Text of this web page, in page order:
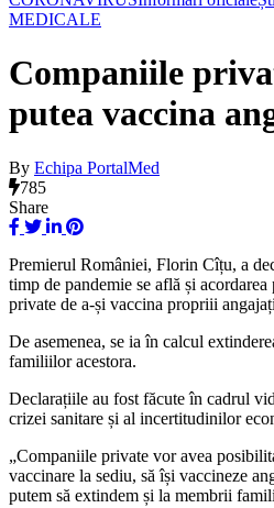
MEDICALE
Companiile
putea vaccina
By Echipa PortalMed
785
Share
Premierul României, Florin Cîțu, a
timp de pandemie se află și
private de a-și vaccina propriii
De asemenea, se ia în calcul
familiilor acestora.
Declarațiile au fost făcute în cadrul
crizei sanitare și al incertitudinilor
„Companiile private vor avea
vaccinare la sediu, să își vaccineze
putem să extindem și la membrii